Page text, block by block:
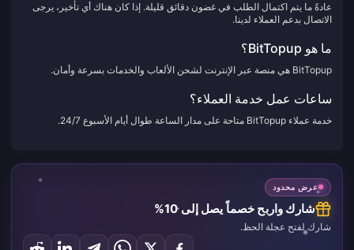
عادةً ما يتم اكتمال الطلب في غضون دقائق قليلة. إذا كان هناك أي تأخير، يرجى
الاتصال بدعم العملاء لدينا.
ما هو BitTopup؟
BitTopup هي منصة عبر الإنترنت لشحن الألعاب والخدمات بسرعة وأمان.
ساعات عمل خدمة العملاء؟
خدمة عملاء BitTopup متاحة على مدار الساعة طوال أيام الأسبوع 24/7.
عرض محدود
شارك واربح خصماً يصل إلى 10%
شارك لفتح عجلة الحظ.